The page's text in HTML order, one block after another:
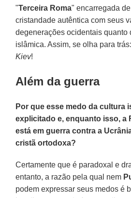
"Terceira Roma" encarregada
cristandade autêntica com seus
degenerações ocidentais quanto
islâmica. Assim, se olha para
Kiev!
Além da guerra
Por que esse medo da cultura
explicitado e, enquanto isso, a
está em guerra contra a
cristã ortodoxa?
Certamente que é paradoxal e
entanto, a razão pela qual nem
podem expressar seus medos é